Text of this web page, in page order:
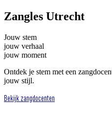
Zangles Utrecht
Jouw stem
jouw verhaal
jouw moment
Ontdek je stem met een
jouw stijl.
Bekijk zangdocenten